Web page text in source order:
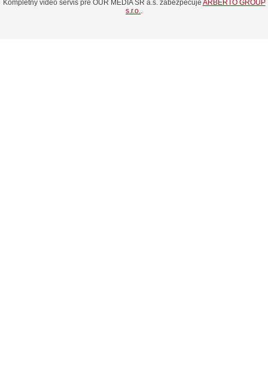
Kompletný video servis pre OUR MEDIA SR a.s. zabezpečuje ARBERTO GROUP
s.r.o..